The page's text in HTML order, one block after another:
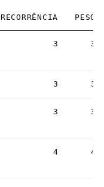
RECORRÊNCIA PESO
3 3
3 3
3 3
4 4